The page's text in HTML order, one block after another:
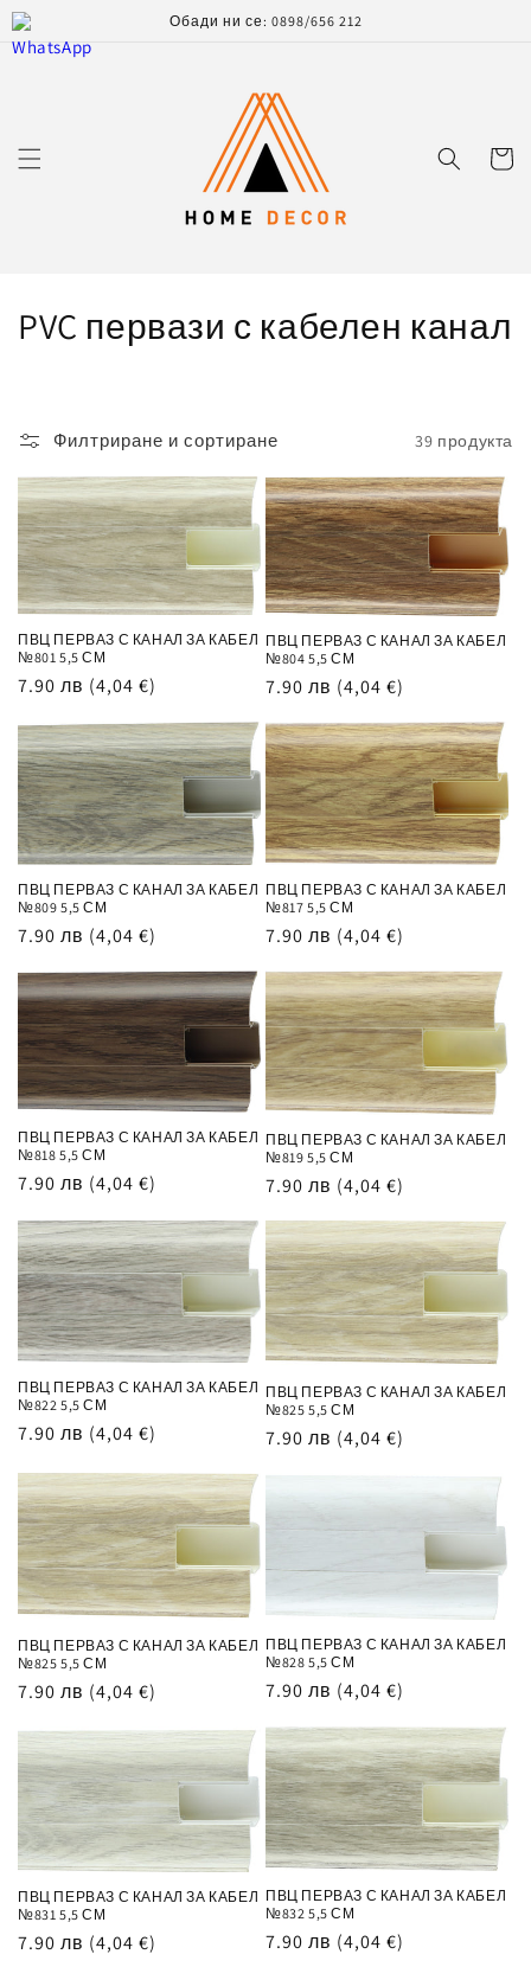
към
съдържанието
Обади ни се: 0898/656 212
К
е
к
ц
и
я
:
PVC первази с кабелен канал
Филтриране и сортиране 39 продукта
ПВЦ ПЕРВАЗ С КАНАЛ ЗА КАБЕЛ
№801 5,5 СМ
Обичайна
7.90 лв (4,04 €)
ПВЦ ПЕРВАЗ С КАНАЛ ЗА КАБЕЛ
№804 5,5 СМ
Обичайна
7.90 лв (4,04 €)
ПВЦ ПЕРВАЗ С КАНАЛ ЗА КАБЕЛ
№809 5,5 СМ
Обичайна
7.90 лв (4,04 €)
ПВЦ ПЕРВАЗ С КАНАЛ ЗА КАБЕЛ
№817 5,5 СМ
Обичайна
7.90 лв (4,04 €)
ПВЦ ПЕРВАЗ С КАНАЛ ЗА КАБЕЛ
№818 5,5 СМ
Обичайна
7.90 лв (4,04 €)
ПВЦ ПЕРВАЗ С КАНАЛ ЗА КАБЕЛ
№819 5,5 СМ
Обичайна
7.90 лв (4,04 €)
ПВЦ ПЕРВАЗ С КАНАЛ ЗА КАБЕЛ
№822 5,5 СМ
Обичайна
7.90 лв (4,04 €)
ПВЦ ПЕРВАЗ С КАНАЛ ЗА КАБЕЛ
№825 5,5 СМ
Обичайна
7.90 лв (4,04 €)
ПВЦ ПЕРВАЗ С КАНАЛ ЗА КАБЕЛ
№825 5,5 СМ
Обичайна
7.90 лв (4,04 €)
ПВЦ ПЕРВАЗ С КАНАЛ ЗА КАБЕЛ
№828 5,5 СМ
Обичайна
7.90 лв (4,04 €)
ПВЦ ПЕРВАЗ С КАНАЛ ЗА КАБЕЛ
№831 5,5 СМ
Обичайна
7.90 лв (4,04 €)
ПВЦ ПЕРВАЗ С КАНАЛ ЗА КАБЕЛ
№832 5,5 СМ
Обичайна
7.90 лв (4,04 €)